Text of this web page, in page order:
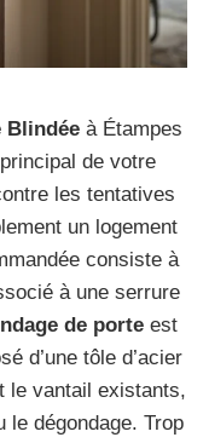
Blindéeà Étampes
de votre
les tentatives
un logement
consiste à
à une serrure
de porteest
d’une tôle d’acier
le vantail existants,
le dégondage. Trop